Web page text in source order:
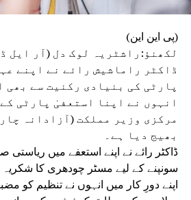
(پی این این)
لکھنؤ:راشٹریہ لوک دل (آر ایل
ڈاکٹر راماشیش رائے نے اپنے
پارٹی کی بنیادی رکنیت سے بھی
انہوں نے اپنا استعفیٰ پارٹی
مرکزی وزیر مملکت (آزادانہ
بھیج دیا ہے۔
ڈاکٹر رائے نے اپنے استعفے میں
سونپنے کے لیے مسٹر چودھری کا شکریہ
اپنے دورِ کار میں انہوں نے تنظیم کو